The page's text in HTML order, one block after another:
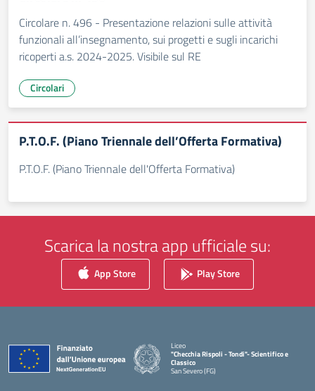
Circolare n. 496 - Presentazione relazioni sulle attività
funzionali all’insegnamento, sui progetti e sugli incarichi
ricoperti a.s. 2024-2025. Visibile sul RE
Circolari
P.T.O.F. (Piano Triennale dell’Offerta Formativa)
P.T.O.F. (Piano Triennale dell'Offerta Formativa)
Scarica la nostra app ufficiale su:
App Store Play Store
Liceo
"Checchia Rispoli - Tondi"- Scientifico e
Classico
San Severo (FG)